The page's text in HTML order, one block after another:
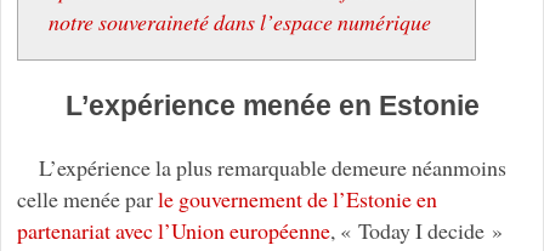
notre souveraineté dans l’espace numérique
L’expérience menée en Estonie
L’expérience la plus remarquable demeure néanmoins
celle menée parle gouvernement de l’Estonie en
partenariat avec l’Union européenne, « Today I decide »